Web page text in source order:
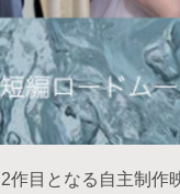
作目となる自主制作